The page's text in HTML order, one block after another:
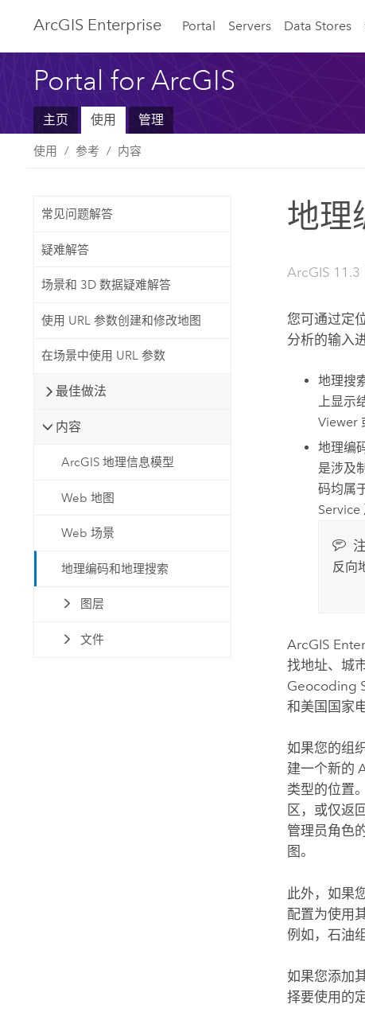
ArcGIS Enterprise Portal Servers Data Stores
Portal for ArcGIS
主页 使用 管理
使用 参考 内容
常见问题解答
疑难解答
场景和 3D 数据疑难解答
使用 URL 参数创建和修改地图
在场景中使用 URL 参数
最佳做法
内容
ArcGIS 地理信息模型
Web 地图
Web 场景
地理编码和地理搜索
图层
文件
地理
ArcGIS 11.3
您可通过定
分析的输入
地理搜
上显示
Viewer
地理编
是涉及
码均属
Service
反向
ArcGIS
找地址、城
Geocoding
和美国国家
如果您的组
建一个新的
类型的位置
区，或仅返
管理员角色
图。
此外，如果
配置为使用
例如，石油
如果您添加
择要使用的